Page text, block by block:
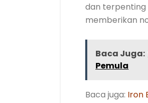
dan terpenting
memberikan
Baca Juga:
Pemula
Baca juga: Iron